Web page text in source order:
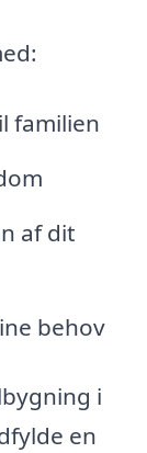
familien
af dit
behov
i
en